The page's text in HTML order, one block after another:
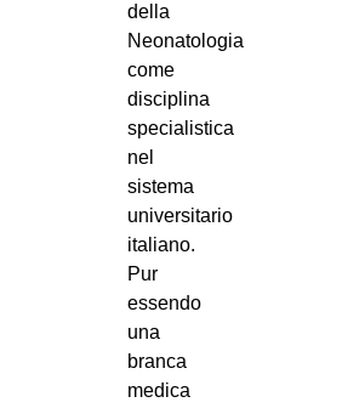
della
Neonatologia
come
disciplina
specialistica
nel
sistema
universitario
italiano.
Pur
essendo
una
branca
medica